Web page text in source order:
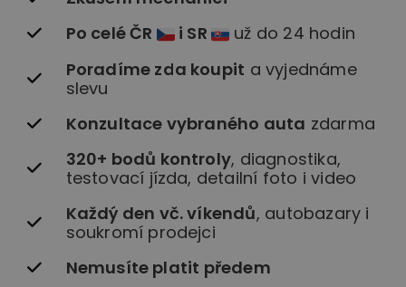
Po celé ČR
i SR
už do 24 hodin
Poradíme zda koupit a vyjednáme
slevu
Konzultace vybraného auta zdarma
320+ bodů kontroly, diagnostika,
testovací jízda, detailní foto i video
Každý den vč. víkendů, autobazary i
soukromí prodejci
Nemusíte platit předem